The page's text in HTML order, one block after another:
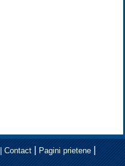
Contact| Pagini prietene|